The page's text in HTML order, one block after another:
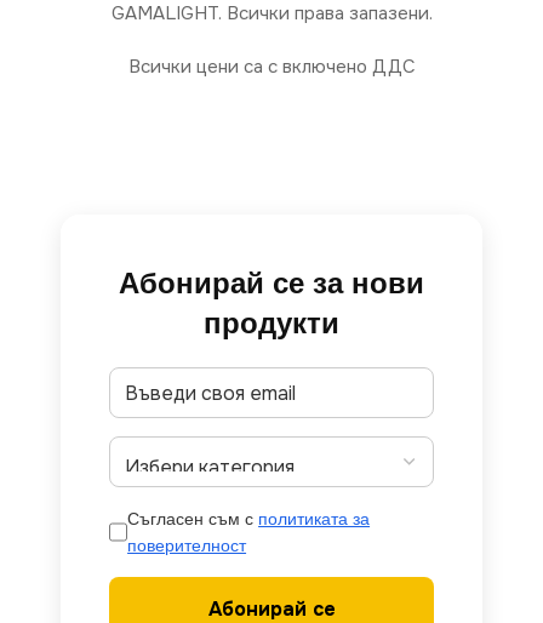
GAMALIGHT. Всички права запазени.
Всички цени са с включено ДДС
Абонирай се за нови
продукти
Съгласен съм с политиката за
поверителност
Абонирай се